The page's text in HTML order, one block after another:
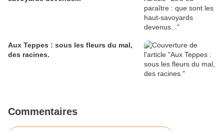
Aux Teppes : sous les fleurs du mal,
des racines.
Commentaires